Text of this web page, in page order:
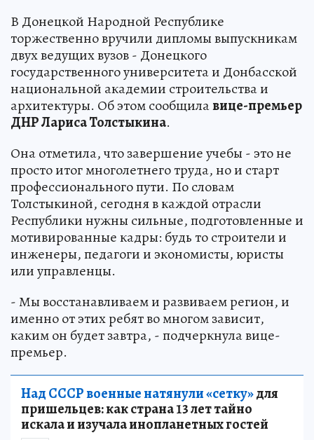
В Донецкой Народной Республике
торжественно вручили дипломы выпускникам
двух ведущих вузов - Донецкого
государственного университета и Донбасской
национальной академии строительства и
архитектуры. Об этом сообщилавице-премьер
ДНР Лариса Толстыкина.
Она отметила, что завершение учебы - это не
просто итог многолетнего труда, но и старт
профессионального пути. По словам
Толстыкиной, сегодня в каждой отрасли
Республики нужны сильные, подготовленные и
мотивированные кадры: будь то строители и
инженеры, педагоги и экономисты, юристы
или управленцы.
- Мы восстанавливаем и развиваем регион, и
именно от этих ребят во многом зависит,
каким он будет завтра, - подчеркнула вице-
премьер.
Над СССР военные натянули «сетку»для
пришельцев: как страна 13 лет тайно
искала и изучала инопланетных гостей